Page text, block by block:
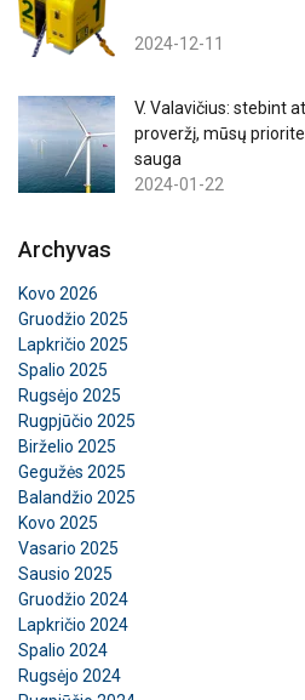
2024-12-11
V. Valavičius: stebint
proveržį, mūsų
sauga
2024-01-22
Archyvas
Kovo 2026
Gruodžio 2025
Lapkričio 2025
Spalio 2025
Rugsėjo 2025
Rugpjūčio 2025
Birželio 2025
Gegužės 2025
Balandžio 2025
Kovo 2025
Vasario 2025
Sausio 2025
Gruodžio 2024
Lapkričio 2024
Spalio 2024
Rugsėjo 2024
Naudojame slapukus
suasmeninti turinį,
srautą. Taip pat
jūsų naudojimąsi mūsų
reklamos ir analizės
ją sujungti su kita
pateikėte arba kurią jie
naudojatės jų
politika
Būtinieji